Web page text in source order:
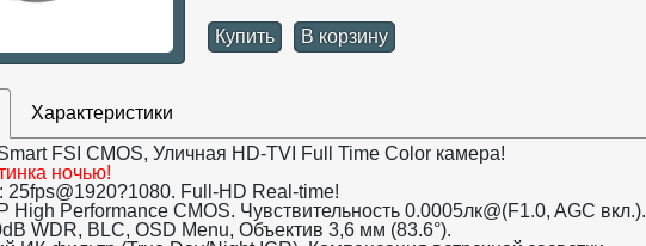
Купить В корзину
Характеристики
FSI CMOS, Уличная HD-TVI Full Time Color камера!
ночью!
25fps@1920?1080. Full-HD Real-time!
High Performance CMOS. Чувствительность 0.0005лк@(F1.0, AGC вкл.).
WDR, BLC, OSD Menu, Объектив 3,6 мм (83.6°).